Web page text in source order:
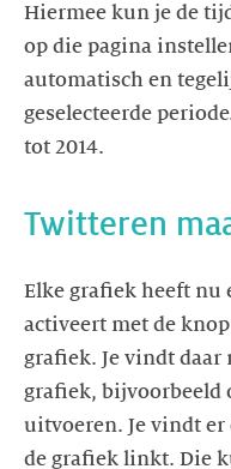
Hiermee kun je de
op die pagina
automatisch en
geselecteerde
tot 2014.
Twitteren
Elke grafiek heeft nu
activeert met de
grafiek. Je vindt
grafiek, bijvoorbeeld
uitvoeren. Je vindt er
de grafiek linkt. Die